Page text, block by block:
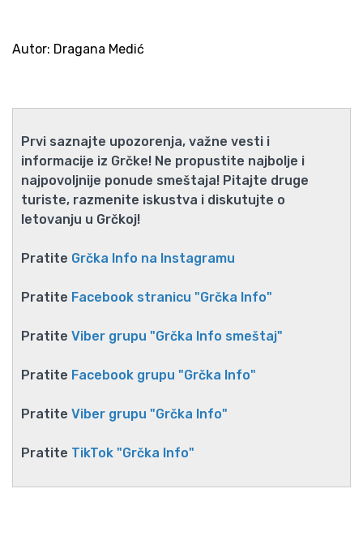
Autor: Dragana Medić
Prvi saznajte upozorenja, važne vesti i
informacije iz Grčke! Ne propustite najbolje i
najpovoljnije ponude smeštaja! Pitajte druge
turiste, razmenite iskustva i diskutujte o
letovanju u Grčkoj!
Pratite Grčka Info na Instagramu
Pratite Facebook stranicu "Grčka Info"
Pratite Viber grupu "Grčka Info smeštaj"
Pratite Facebook grupu "Grčka Info"
Pratite Viber grupu "Grčka Info"
Pratite TikTok "Grčka Info"